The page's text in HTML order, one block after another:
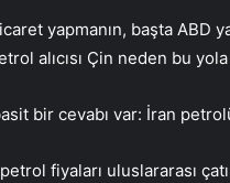
yapmanın, başta ABD
alıcısı Çin neden bu
bir cevabı var: İran
fiyaları uluslararası